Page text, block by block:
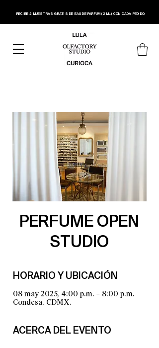
RECIBE 2 MUESTRAS GRATIS DE EAU DE PARFUM (2 ML) CON CADA PEDIDO.
PERFUME OPEN
STUDIO
HORARIO Y UBICACIÓN
08 may 2025, 4:00 p.m. – 8:00 p.m.
Condesa, CDMX.
ACERCA DEL EVENTO